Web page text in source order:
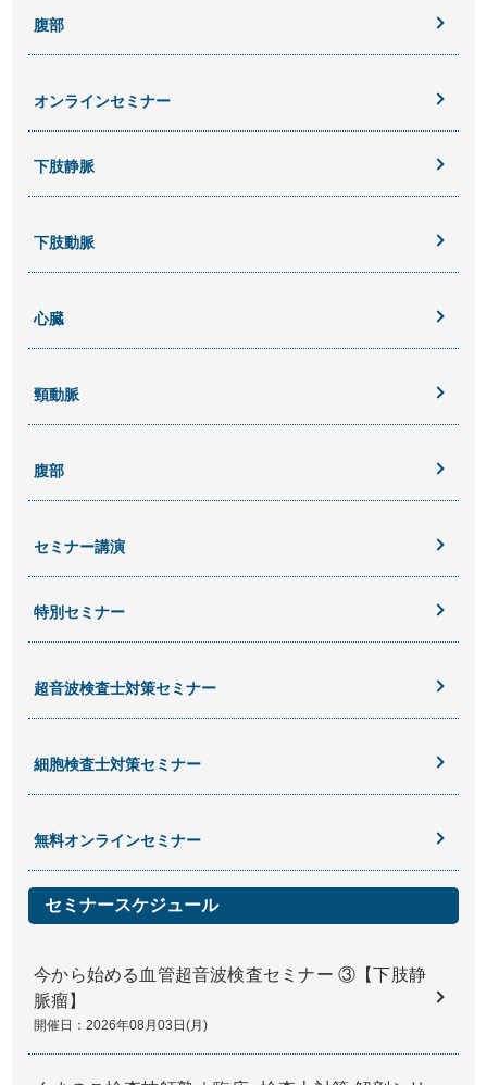
腹部
オンラインセミナー
下肢静脈
下肢動脈
心臓
頸動脈
腹部
セミナー講演
特別セミナー
超音波検査士対策セミナー
細胞検査士対策セミナー
無料オンラインセミナー
セミナースケジュール
今から始める血管超音波検査セミナー ③【下肢静
脈瘤】
開催日：2026年08月03日(月)